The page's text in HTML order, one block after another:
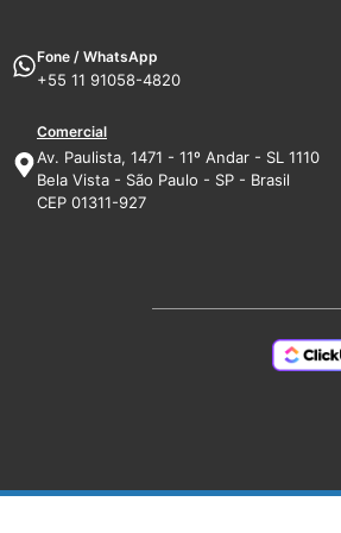
Fone / WhatsApp
+55 11 91058-4820
Comercial
Av. Paulista, 1471 - 11º Andar - SL 1110
Bela Vista - São Paulo - SP - Brasil
CEP 01311-927